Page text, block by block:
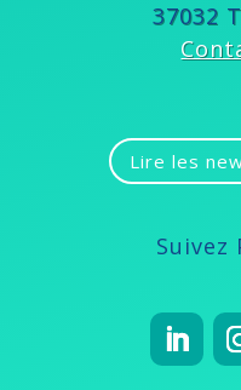
37032
Lire les
Suivez